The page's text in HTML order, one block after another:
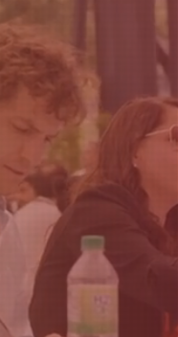
ideas y el
el
¡Quiero ser parte!
Agregar a Calendar